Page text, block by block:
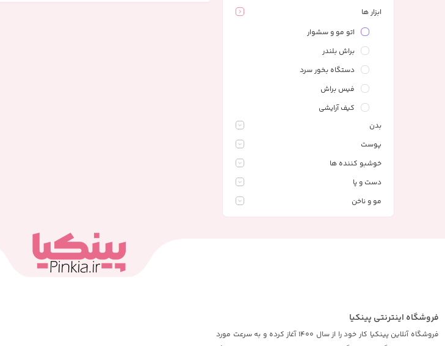
ابزار ها
اتو مو و سشوار
براش بلندر
دستگاه بخور سرد
فیس براش
کیف آرایشی
بدن
پوست
خوشبو کننده ها
دست و پا
مو و ناخن
فروشگاه اینترنتی پینکیا
فروشگاه آنلاین پینکیا کار خود را از سال 1400 آغاز کرده و به سرعت مورد